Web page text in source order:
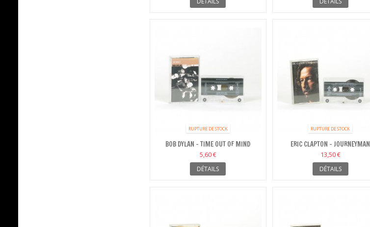
RUPTURE DE STOCK
BOB DYLAN - TIME OUT OF MIND
5,60 €
DÉTAILS
RUPTURE DE STOCK
ERIC CLAPTON - JOURNEYMAN
13,50 €
DÉTAILS